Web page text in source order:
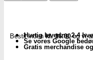
Fem.
FastBuds
Seeds
Bestil indenkl. 16.00og vi
Hurtig levering 2-4
Se vores Google
Gratis merchandise